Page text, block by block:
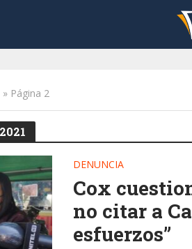
» Página 2
DENUNCIA
Cox
no citar a
esfuerzos”